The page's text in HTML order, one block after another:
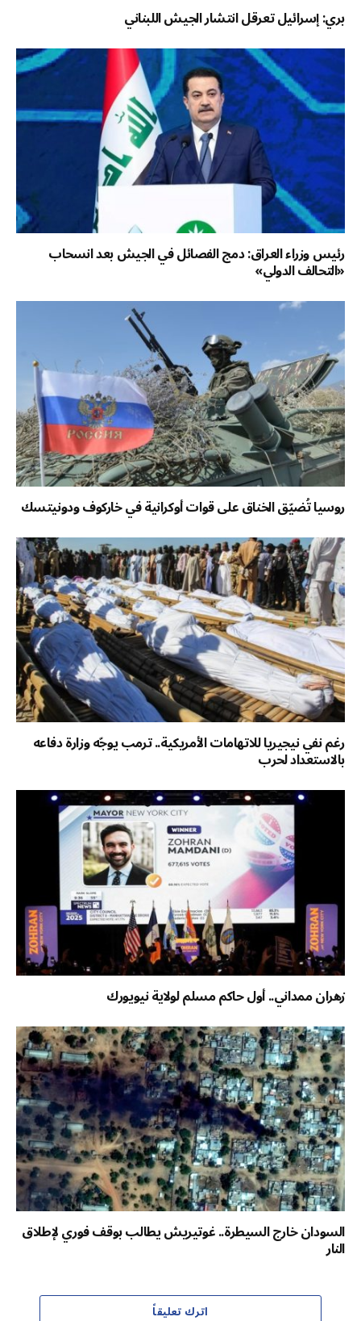
بري: إسرائيل تعرقل انتشار الجيش اللبناني
رئيس وزراء العراق: دمج الفصائل في الجيش بعد انسحاب
«التحالف الدولي»
روسيا تُضيّق الخناق على قوات أوكرانية في خاركوف ودونيتسك
رغم نفي نيجيريا للاتهامات الأمريكية.. ترمب يوجّه وزارة دفاعه
بالاستعداد لحرب
زهران ممداني.. أول حاكم مسلم لولاية نيويورك
السودان خارج السيطرة.. غوتيريش يطالب بوقف فوري لإطلاق
النار
اترك تعليقاً